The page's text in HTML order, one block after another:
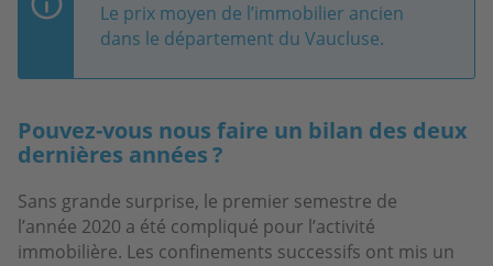
Le prix moyen de l’immobilier ancien
dans le département du Vaucluse.
Pouvez-vous nous faire un bilan des deux
dernières années ?
Sans grande surprise, le premier semestre de
l’année 2020 a été compliqué pour l’activité
immobilière. Les confinements successifs ont mis un